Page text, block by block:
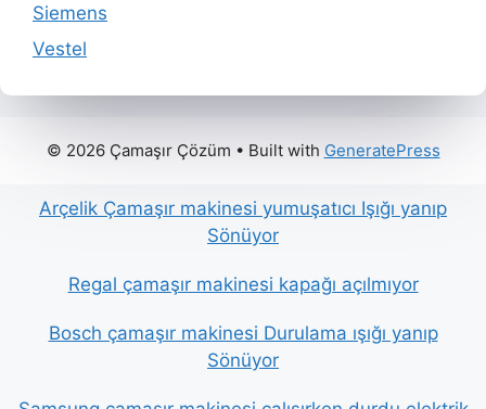
Siemens
Vestel
© 2026 Çamaşır Çözüm • Built with GeneratePress
Arçelik Çamaşır makinesi yumuşatıcı Işığı yanıp
Sönüyor
Regal çamaşır makinesi kapağı açılmıyor
Bosch çamaşır makinesi Durulama ışığı yanıp
Sönüyor